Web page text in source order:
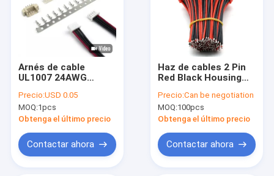
Arnés de cable
UL1007 24AWG
echada de JST SHR-
05V-S 1,0 1,25 2,54
series de NSH de
Precio:USD 0.05
MOQ:1pcs
Obtenga el último precio
Contactar ahora
Haz de cables 2 Pin
Red Black Housing
SYP 2.5m m de JST
Precio:Can be negotiation
MOQ:100pcs
Obtenga el último precio
Contactar ahora